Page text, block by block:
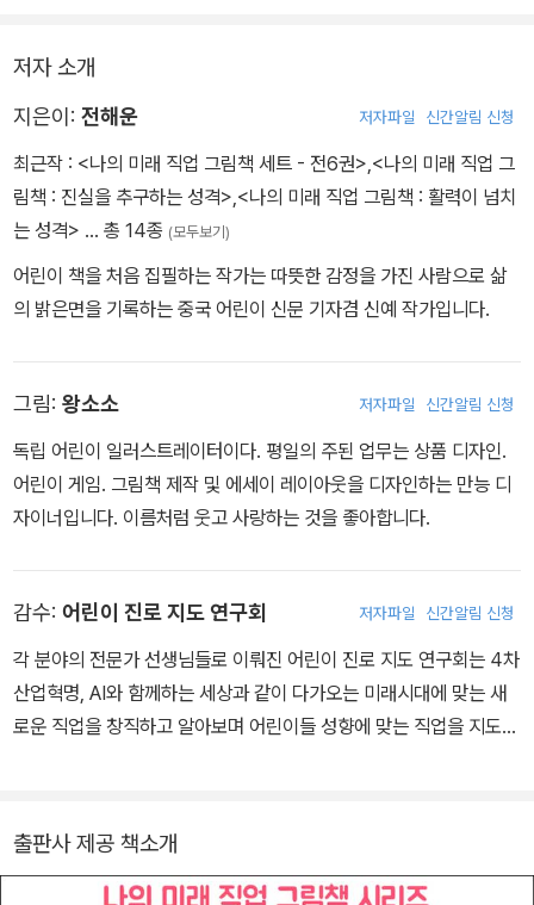
저자 소개
지은이: 전해운 저자파일 신간알림 신청
최근작 : <나의 미래 직업 그림책 세트 - 전6권>,<나의 미래 직업 그
림책 : 진실을 추구하는 성격>,<나의 미래 직업 그림책 : 활력이 넘치
는 성격> … 총 14종 (모두보기)
어린이 책을 처음 집필하는 작가는 따뜻한 감정을 가진 사람으로 삶
의 밝은면을 기록하는 중국 어린이 신문 기자겸 신예 작가입니다.
그림: 왕소소 저자파일 신간알림 신청
독립 어린이 일러스트레이터이다. 평일의 주된 업무는 상품 디자인.
어린이 게임. 그림책 제작 및 에세이 레이아웃을 디자인하는 만능 디
자이너입니다. 이름처럼 웃고 사랑하는 것을 좋아합니다.
감수: 어린이 진로 지도 연구회 저자파일 신간알림 신청
각 분야의 전문가 선생님들로 이뤄진 어린이 진로 지도 연구회는 4차
산업혁명, AI와 함께하는 세상과 같이 다가오는 미래시대에 맞는 새
로운 직업을 창직하고 알아보며 어린이들 성향에 맞는 직업을 지도하
출판사 제공 책소개